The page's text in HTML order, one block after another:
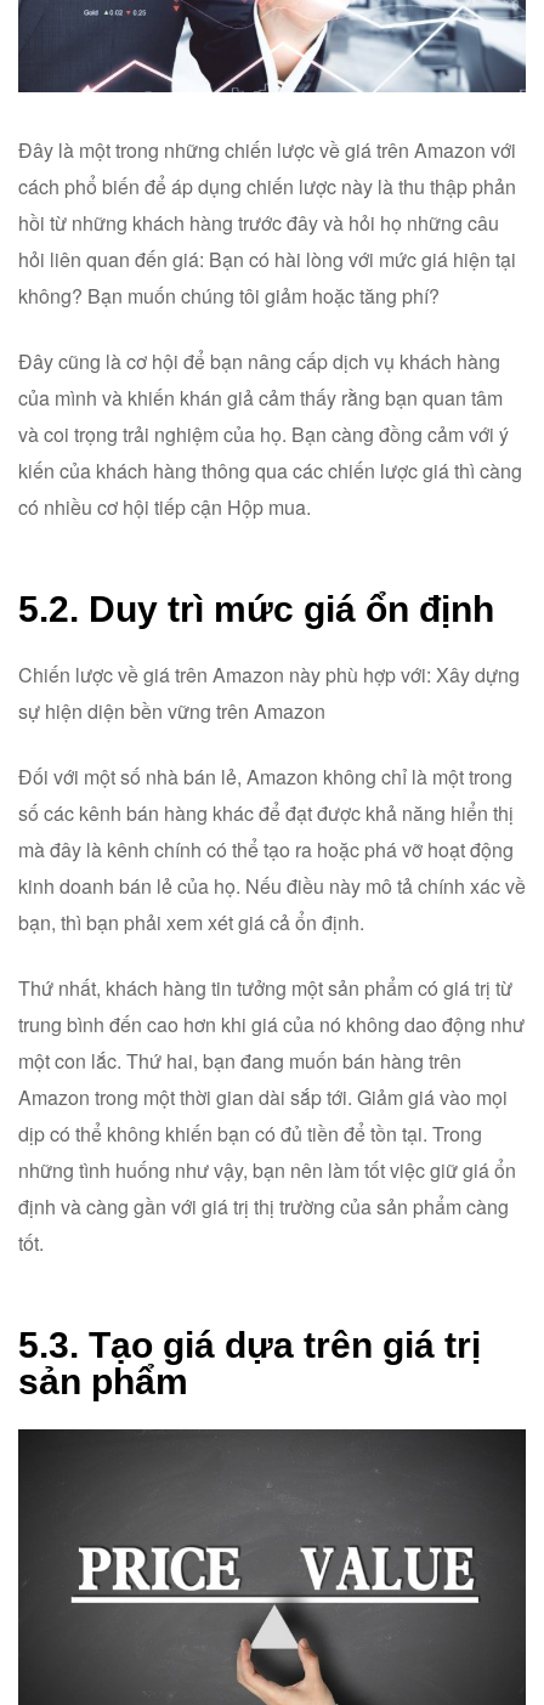
Đây là một trong những chiến lược về giá trên Amazon với
cách phổ biến để áp dụng chiến lược này là thu thập phản
hồi từ những khách hàng trước đây và hỏi họ những câu
hỏi liên quan đến giá: Bạn có hài lòng với mức giá hiện tại
không? Bạn muốn chúng tôi giảm hoặc tăng phí?
Đây cũng là cơ hội để bạn nâng cấp dịch vụ khách hàng
của mình và khiến khán giả cảm thấy rằng bạn quan tâm
và coi trọng trải nghiệm của họ. Bạn càng đồng cảm với ý
kiến ​​của khách hàng thông qua các chiến lược giá thì càng
có nhiều cơ hội tiếp cận Hộp mua.
5.2. Duy trì mức giá ổn định
Chiến lược về giá trên Amazon này phù hợp với: Xây dựng
sự hiện diện bền vững trên Amazon
Đối với một số nhà bán lẻ, Amazon không chỉ là một trong
số các kênh bán hàng khác để đạt được khả năng hiển thị
mà đây là kênh chính có thể tạo ra hoặc phá vỡ hoạt động
kinh doanh bán lẻ của họ. Nếu điều này mô tả chính xác về
bạn, thì bạn phải xem xét giá cả ổn định.
Thứ nhất, khách hàng tin tưởng một sản phẩm có giá trị từ
trung bình đến cao hơn khi giá của nó không dao động như
một con lắc. Thứ hai, bạn đang muốn bán hàng trên
Amazon trong một thời gian dài sắp tới. Giảm giá vào mọi
dịp có thể không khiến bạn có đủ tiền để tồn tại. Trong
những tình huống như vậy, bạn nên làm tốt việc giữ giá ổn
định và càng gần với giá trị thị trường của sản phẩm càng
tốt.
5.3. Tạo giá dựa trên giá trị
sản phẩm